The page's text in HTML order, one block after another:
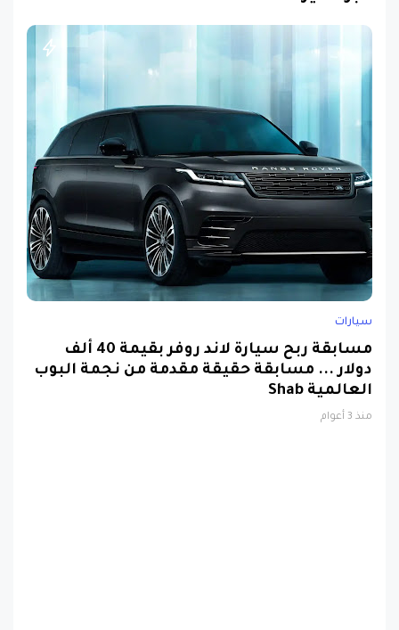
سيارات
مسابقة ربح سيارة لاند روفر بقيمة 40 ألف
دولار ... مسابقة حقيقة مقدمة من نجمة البوب
العالمية Shab
منذ 3 أعوام